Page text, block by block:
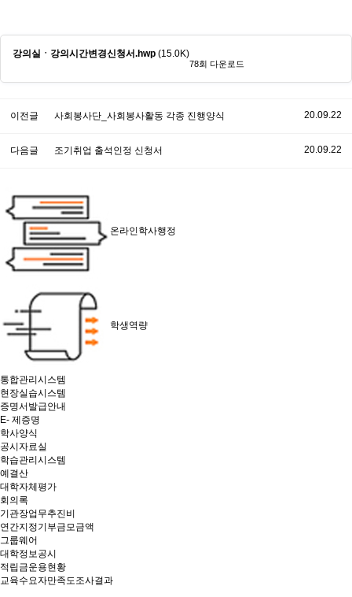
강의실ㆍ강의시간변경신청서.hwp (15.0K)
78회 다운로드
이전글 사회봉사단_사회봉사활동 각종 진행양식 20.09.22
다음글 조기취업 출석인정 신청서 20.09.22
온라인학사행정
학생역량
통합관리시스템
현장실습시스템
증명서발급안내
E- 제증명
학사양식
공시자료실
학습관리시스템
예결산
대학자체평가
회의록
기관장업무추진비
연간지정기부금모금액
그룹웨어
대학정보공시
적립금운용현황
교육수요자만족도조사결과